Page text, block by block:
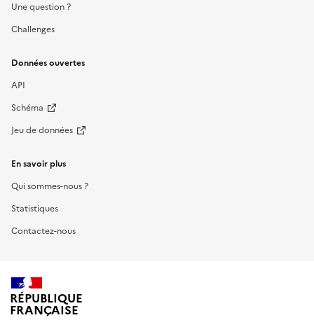
Une question ?
Challenges
Données ouvertes
API
Schéma
Jeu de données
En savoir plus
Qui sommes-nous ?
Statistiques
Contactez-nous
RÉPUBLIQUE
FRANÇAISE